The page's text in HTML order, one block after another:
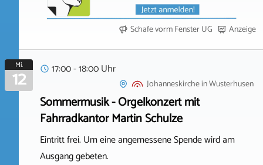
Schafe vorm Fenster UG Anzeige
Mi.
12 17:00 - 18:00 Uhr
JohanneskircheinWusterhusen
Sommermusik - Orgelkonzert mit
Fahrradkantor Martin Schulze
Eintritt frei. Um eine angemessene Spende wird am
Ausgang gebeten.